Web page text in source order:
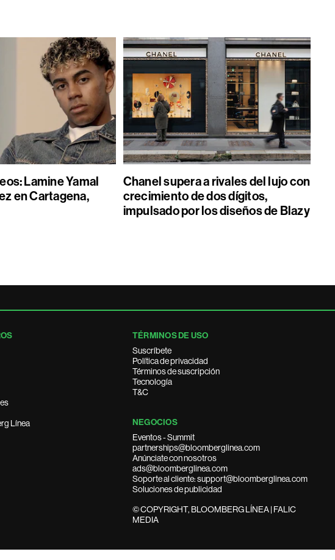
Lamine Yamal
en Cartagena,
Chanel supera a rivales del lujo con
crecimiento de dos dígitos,
impulsado por los diseños de Blazy
Línea
TÉRMINOS DE USO
Suscríbete
Política de privacidad
Términos de suscripción
Tecnología
T&C
NEGOCIOS
Eventos - Summit
partnerships@bloomberglinea.com
Anúnciate con nosotros
ads@bloomberglinea.com
Soporte al cliente: support@bloomberglinea.com
Soluciones de publicidad
© COPYRIGHT, BLOOMBERG LÍNEA | FALIC
MEDIA